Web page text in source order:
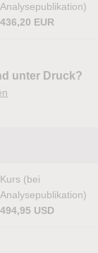
Analysepublikation)
436,20 EUR
unter Druck?
Kurs (bei
Analysepublikation)
494,95 USD